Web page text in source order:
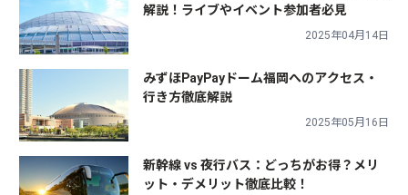
解説！ライブやイベント参加者必見
2025年04月14日
みずほPayPayドーム福岡へのアクセス・
行き方徹底解説
2025年05月16日
新幹線 vs 夜行バス：どっちがお得？メリ
ット・デメリット徹底比較！